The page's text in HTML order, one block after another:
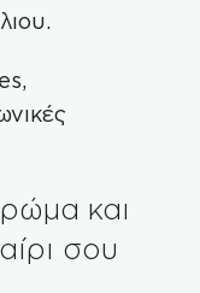
και
σου